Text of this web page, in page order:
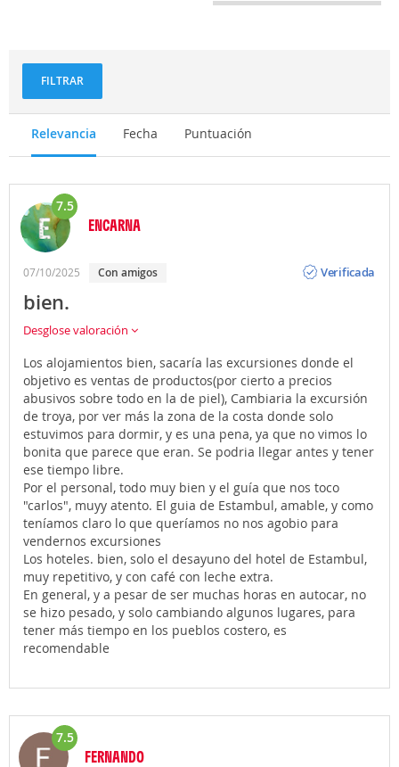
FILTRAR
Relevancia Fecha Puntuación
7.5
ENCARNA
07/10/2025 Con amigos
Verificada
bien.
Desglose valoración
Los alojamientos bien, sacaría las excursiones donde el
objetivo es ventas de productos(por cierto a precios
abusivos sobre todo en la de piel), Cambiaria la excursión
de troya, por ver más la zona de la costa donde solo
estuvimos para dormir, y es una pena, ya que no vimos lo
bonita que parece que eran. Se podria llegar antes y tener
ese tiempo libre.
Por el personal, todo muy bien y el guía que nos toco
"carlos", muyy atento. El guia de Estambul, amable, y como
teníamos claro lo que queríamos no nos agobio para
vendernos excursiones
Los hoteles. bien, solo el desayuno del hotel de Estambul,
muy repetitivo, y con café con leche extra.
En general, y a pesar de ser muchas horas en autocar, no
se hizo pesado, y solo cambiando algunos lugares, para
tener más tiempo en los pueblos costero, es
recomendable
7.5
FERNANDO